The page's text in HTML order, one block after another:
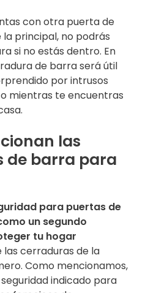
con otra puerta de
la principal, no podrás
si no estás dentro. En
de barra será útil
por intrusos
mientras te encuentras
las
de barra para
para puertas de
un segundo
tu hogar
las cerraduras de la
Como mencionamos,
indicado para